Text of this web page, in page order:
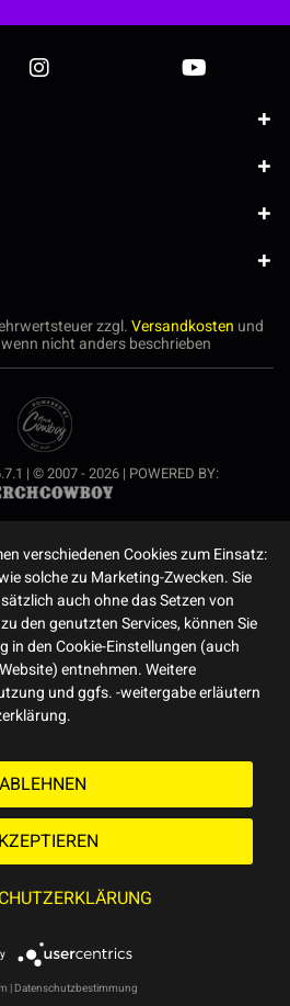
zzgl.Versandkosten und
nicht anders beschrieben
| © 2007 - 2026 | POWERED BY:
verschiedenen Cookies zum Einsatz:
solche zu Marketing-Zwecken. Sie
auch ohne das Setzen von
den genutzten Services, können Sie
in den Cookie-Einstellungen (auch
entnehmen. Weitere
und ggfs. -weitergabe erläutern
ABLEHNEN
| Datenschutzbestimmung